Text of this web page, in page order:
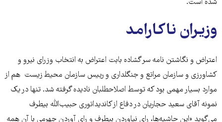
شده است.
وزیران ناکارامد
اعتراض و نگاشتن نامه سر گشاده بابت اعتراض به انتخاب وزرای نیرو و
کشاورزی و سازمان مراتع و جنگلداری و رییس سازمان محیط زیست هم از
موارد بسیار مهمی بود که توسط اصلاحطلبان نادیده گرفته شد. تنها در یک
نمونه آقای سعید حجاریان در دفاع از کاندیداتوری حبیب‌الله بیطرف
می‌گوید «این حاشیه‌ها، رای نیاوردن بیطرف و رای آوردن جهرمی با آن همه